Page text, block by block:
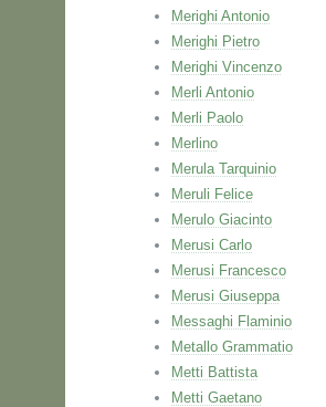
Merighi Antonio
Merighi Pietro
Merighi Vincenzo
Merli Antonio
Merli Paolo
Merlino
Merula Tarquinio
Meruli Felice
Merulo Giacinto
Merusi Carlo
Merusi Francesco
Merusi Giuseppa
Messaghi Flaminio
Metallo Grammatio
Metti Battista
Metti Gaetano